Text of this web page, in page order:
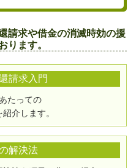
請求や借金の消滅時効の援
ります。
請求入門
たっての
介します。
解決法